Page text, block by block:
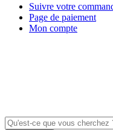
Suivre votre
Page de paiement
Mon compte